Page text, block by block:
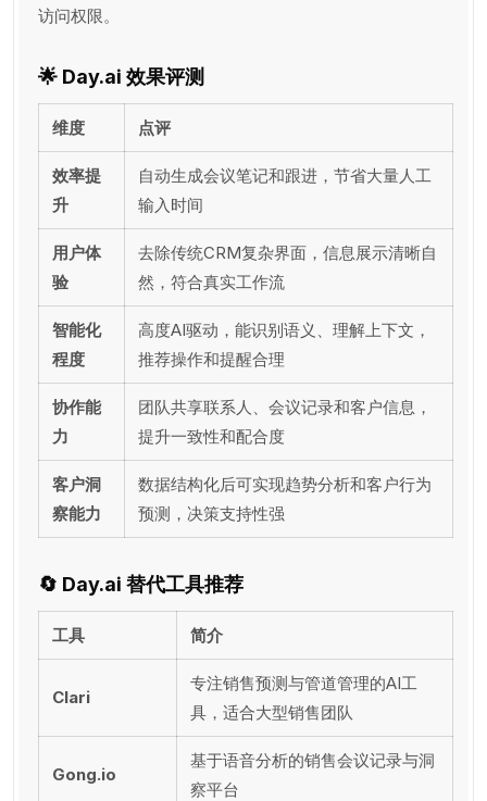
访问权限。
🌟 Day.ai 效果评测
维度 点评
效率提
升
自动生成会议笔记和跟进，节省大量人工
输入时间
用户体
验
去除传统CRM复杂界面，信息展示清晰自
然，符合真实工作流
智能化
程度
高度AI驱动，能识别语义、理解上下文，
推荐操作和提醒合理
协作能
力
团队共享联系人、会议记录和客户信息，
提升一致性和配合度
客户洞
察能力
数据结构化后可实现趋势分析和客户行为
预测，决策支持性强
🔄 Day.ai 替代工具推荐
工具 简介
Clari
专注销售预测与管道管理的AI工
具，适合大型销售团队
Gong.io
基于语音分析的销售会议记录与洞
察平台